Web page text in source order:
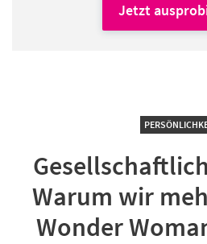
Jetzt
Warum wir
Wonder